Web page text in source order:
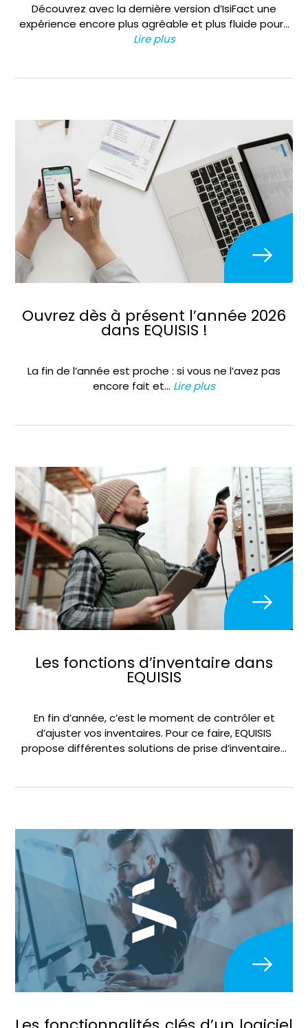
Découvrez avec la dernière version d’IsiFact une
expérience encore plus agréable et plus fluide pour…
Lire plus
Ouvrez dès à présent l’année 2026
dans EQUISIS !
La fin de l’année est proche : si vous ne l’avez pas
encore fait et… Lire plus
Les fonctions d’inventaire dans
EQUISIS
En fin d’année, c’est le moment de contrôler et
d’ajuster vos inventaires. Pour ce faire, EQUISIS
propose différentes solutions de prise d’inventaire…